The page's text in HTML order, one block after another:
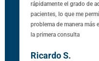
rápidamente el grado de
pacientes, lo que me
problema de manera más
la primera consulta
Ricardo S.